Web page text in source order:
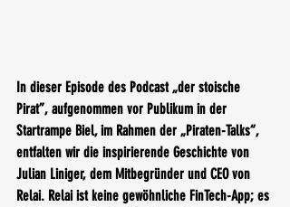
In dieser Episode des Podcast „der stoische
Pirat”, aufgenommen vor Publikum in der
Startrampe Biel, im Rahmen der „Piraten-Talks“,
entfalten wir die inspirierende Geschichte von
Julian Liniger, dem Mitbegründer und CEO von
Relai. Relai ist keine gewöhnliche FinTech-App; es